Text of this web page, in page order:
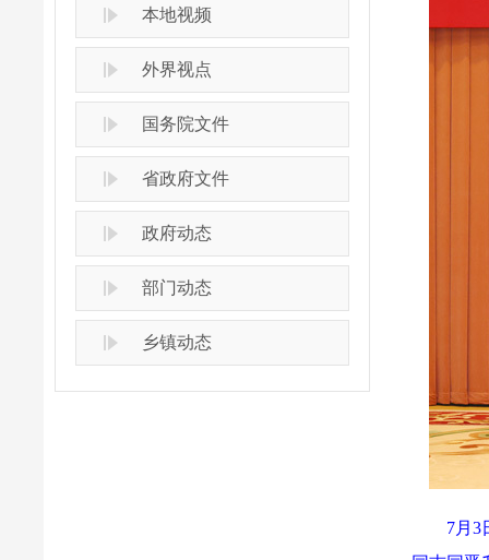
本地视频
外界视点
国务院文件
省政府文件
政府动态
部门动态
乡镇动态
7月3